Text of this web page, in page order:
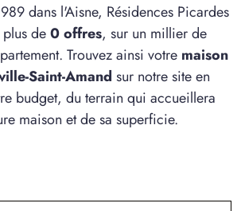
dans l'Aisne, Résidences Picardes
de0 offres, sur un millier de
Trouvez ainsi votre maison
Saint-Amand sur notre site en
budget, du terrain qui accueillera
maison et de sa superficie.